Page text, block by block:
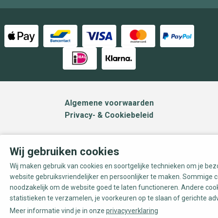
Algemene voorwaarden
Privacy- & Cookiebeleid
Wij gebruiken cookies
Wij maken gebruik van cookies en soortgelijke technieken om je
website gebruiksvriendelijker en persoonlijker te maken. Sommige
noodzakelijk om de website goed te laten functioneren. Andere
statistieken te verzamelen, je voorkeuren op te slaan of gerichte
Meer informatie vind je in onze privacyverklaring